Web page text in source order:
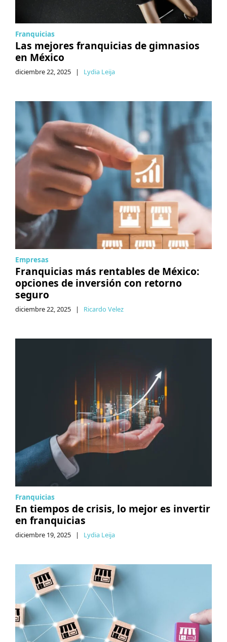
Franquicias
Las mejores franquicias de gimnasios
en México
diciembre 22, 2025 | Lydia Leija
Empresas
Franquicias más rentables de México:
opciones de inversión con retorno
seguro
diciembre 22, 2025 | Ricardo Velez
Franquicias
En tiempos de crisis, lo mejor es invertir
en franquicias
diciembre 19, 2025 | Lydia Leija